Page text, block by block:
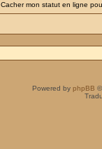
Cacher mon statut en ligne
Powered by phpBB